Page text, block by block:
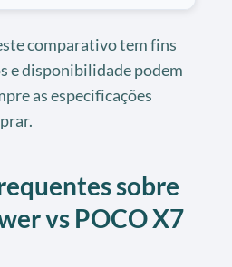
comparativo tem fins
e disponibilidade podem
as especificações
sobre
vs POCO X7